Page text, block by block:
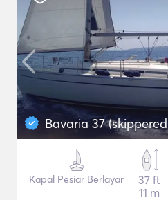
Bavaria 37
Kapal Pesiar Berlayar
37 ft
11 m